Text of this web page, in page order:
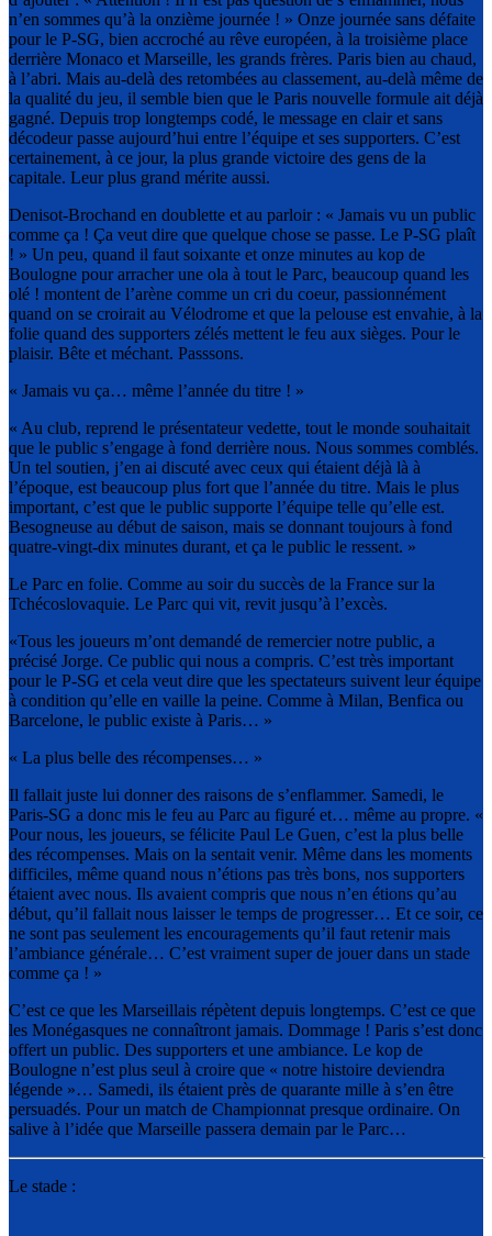
n’en sommes qu’à la onzième journée ! » Onze journée sans défaite
pour le P-SG, bien accroché au rêve européen, à la troisième place
derrière Monaco et Marseille, les grands frères. Paris bien au chaud,
à l’abri. Mais au-delà des retombées au classement, au-delà même de
la qualité du jeu, il semble bien que le Paris nouvelle formule ait déjà
gagné. Depuis trop longtemps codé, le message en clair et sans
décodeur passe aujourd’hui entre l’équipe et ses supporters. C’est
certainement, à ce jour, la plus grande victoire des gens de la
capitale. Leur plus grand mérite aussi.
Denisot-Brochand en doublette et au parloir : « Jamais vu un public
comme ça ! Ça veut dire que quelque chose se passe. Le P-SG plaît
! » Un peu, quand il faut soixante et onze minutes au kop de
Boulogne pour arracher une ola à tout le Parc, beaucoup quand les
olé ! montent de l’arène comme un cri du coeur, passionnément
quand on se croirait au Vélodrome et que la pelouse est envahie, à la
folie quand des supporters zélés mettent le feu aux sièges. Pour le
plaisir. Bête et méchant. Passsons.
« Jamais vu ça… même l’année du titre ! »
« Au club, reprend le présentateur vedette, tout le monde souhaitait
que le public s’engage à fond derrière nous. Nous sommes comblés.
Un tel soutien, j’en ai discuté avec ceux qui étaient déjà là à
l’époque, est beaucoup plus fort que l’année du titre. Mais le plus
important, c’est que le public supporte l’équipe telle qu’elle est.
Besogneuse au début de saison, mais se donnant toujours à fond
quatre-vingt-dix minutes durant, et ça le public le ressent. »
Le Parc en folie. Comme au soir du succès de la France sur la
Tchécoslovaquie. Le Parc qui vit, revit jusqu’à l’excès.
«Tous les joueurs m’ont demandé de remercier notre public, a
précisé Jorge. Ce public qui nous a compris. C’est très important
pour le P-SG et cela veut dire que les spectateurs suivent leur équipe
à condition qu’elle en vaille la peine. Comme à Milan, Benfica ou
Barcelone, le public existe à Paris… »
« La plus belle des récompenses… »
Il fallait juste lui donner des raisons de s’enflammer. Samedi, le
Paris-SG a donc mis le feu au Parc au figuré et… même au propre. «
Pour nous, les joueurs, se félicite Paul Le Guen, c’est la plus belle
des récompenses. Mais on la sentait venir. Même dans les moments
difficiles, même quand nous n’étions pas très bons, nos supporters
étaient avec nous. Ils avaient compris que nous n’en étions qu’au
début, qu’il fallait nous laisser le temps de progresser… Et ce soir, ce
ne sont pas seulement les encouragements qu’il faut retenir mais
l’ambiance générale… C’est vraiment super de jouer dans un stade
comme ça ! »
C’est ce que les Marseillais répètent depuis longtemps. C’est ce que
les Monégasques ne connaîtront jamais. Dommage ! Paris s’est donc
offert un public. Des supporters et une ambiance. Le kop de
Boulogne n’est plus seul à croire que « notre histoire deviendra
légende »… Samedi, ils étaient près de quarante mille à s’en être
persuadés. Pour un match de Championnat presque ordinaire. On
salive à l’idée que Marseille passera demain par le Parc…
Le stade :